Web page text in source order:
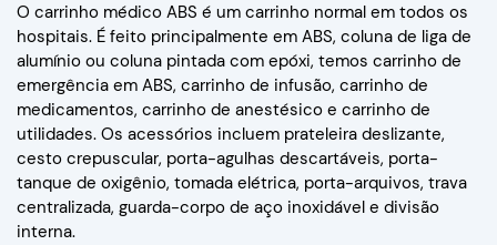
O carrinho médico ABS é um carrinho normal em todos os
hospitais. É feito principalmente em ABS, coluna de liga de
alumínio ou coluna pintada com epóxi, temos carrinho de
emergência em ABS, carrinho de infusão, carrinho de
medicamentos, carrinho de anestésico e carrinho de
utilidades. Os acessórios incluem prateleira deslizante,
cesto crepuscular, porta-agulhas descartáveis, porta-
tanque de oxigênio, tomada elétrica, porta-arquivos, trava
centralizada, guarda-corpo de aço inoxidável e divisão
interna.